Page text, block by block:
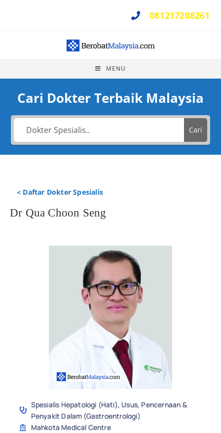
081217208261
MENU
Cari Dokter Terbaik Malaysia
Cari
< Daftar Dokter Spesialis
Dr Qua Choon Seng
Spesialis Hepatologi (Hati), Usus, Pencernaan &
Penyakit Dalam (Gastroentrologi)
Mahkota Medical Centre